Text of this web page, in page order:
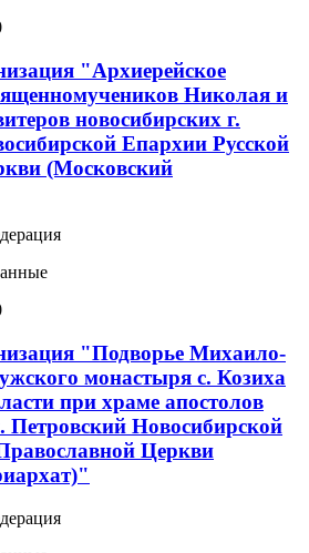
"Архиерейское
Николая и
новосибирских г.
Епархии Русской
(Московский
"Подворье Михаило-
монастыря с. Козиха
при храме апостолов
Петровский Новосибирской
Церкви